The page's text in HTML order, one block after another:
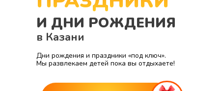
Дни рождения и праздники «под ключ».
Мы развлекаем детей пока вы отдыхаете!
в Казани
И ДНИ РОЖДЕНИЯ